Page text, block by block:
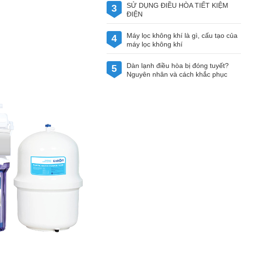
3
SỬ DỤNG ĐIỀU HÒA TIẾT KIỆM
ĐIỆN
4
Máy lọc không khí là gì, cấu tạo của
máy lọc không khí
5
Dàn lạnh điều hòa bị đóng tuyết?
Nguyên nhân và cách khắc phục